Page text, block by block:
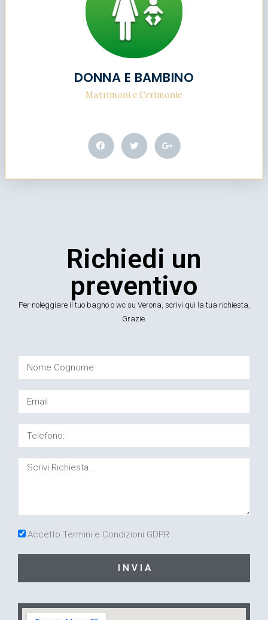
DONNA E BAMBINO
Matrimoni e Cerimonie
Richiedi un
preventivo
Per noleggiare il tuo bagno o wc su Verona, scrivi qui la tua richiesta,
Grazie.
Accetto Termini e Condizioni GDPR
I N V I A